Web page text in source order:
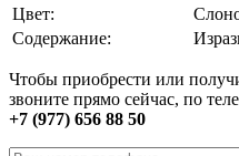
Цвет:
Содержание:
Чтобы приобрести или
звоните прямо сейчас, по
+7 (977) 656 88 50